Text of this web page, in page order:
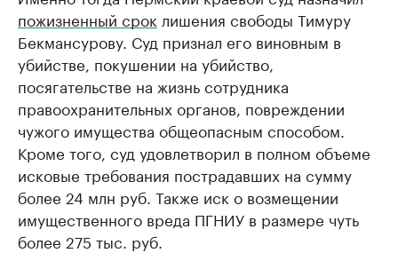
пожизненный срок лишения свободы Тимуру
Бекмансурову. Суд признал его виновным в
убийстве, покушении на убийство,
посягательстве на жизнь сотрудника
правоохранительных органов, повреждении
чужого имущества общеопасным способом.
Кроме того, суд удовлетворил в полном объеме
исковые требования пострадавших на сумму
более 24 млн руб. Также иск о возмещении
имущественного вреда ПГНИУ в размере чуть
более 275 тыс. руб.